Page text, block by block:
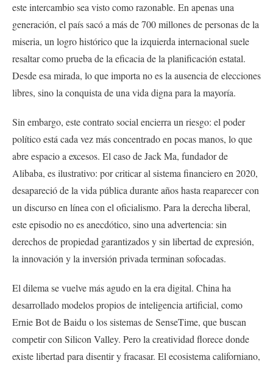
este intercambio sea visto como razonable. En apenas una
generación, el país sacó a más de 700 millones de personas de la
miseria, un logro histórico que la izquierda internacional suele
resaltar como prueba de la eficacia de la planificación estatal.
Desde esa mirada, lo que importa no es la ausencia de elecciones
libres, sino la conquista de una vida digna para la mayoría.
Sin embargo, este contrato social encierra un riesgo: el poder
político está cada vez más concentrado en pocas manos, lo que
abre espacio a excesos. El caso de Jack Ma, fundador de
Alibaba, es ilustrativo: por criticar al sistema financiero en 2020,
desapareció de la vida pública durante años hasta reaparecer con
un discurso en línea con el oficialismo. Para la derecha liberal,
este episodio no es anecdótico, sino una advertencia: sin
derechos de propiedad garantizados y sin libertad de expresión,
la innovación y la inversión privada terminan sofocadas.
El dilema se vuelve más agudo en la era digital. China ha
desarrollado modelos propios de inteligencia artificial, como
Ernie Bot de Baidu o los sistemas de SenseTime, que buscan
competir con Silicon Valley. Pero la creatividad florece donde
existe libertad para disentir y fracasar. El ecosistema californiano,